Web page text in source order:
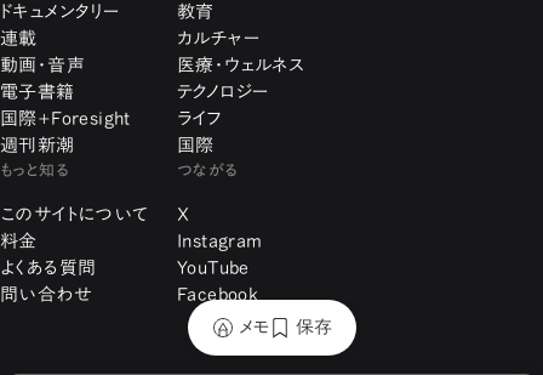
ドキュメンタリー
連載
動画・音声
電子書籍
国際+Foresight
週刊新潮
教育
カルチャー
医療・ウェルネス
テクノロジー
ライフ
国際
もっと知る
このサイトについて
料金
よくある質問
問い合わせ
つながる
X
Instagram
YouTube
Facebook
メモ
保存